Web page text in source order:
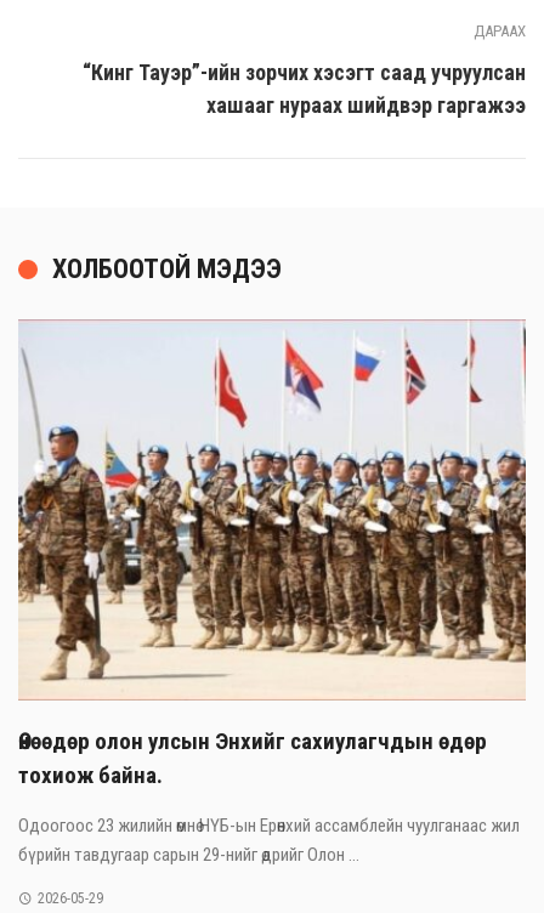
ДАРААХ
“Кинг Тауэр”-ийн зорчих хэсэгт саад учруулсан
хашааг нураах шийдвэр гаргажээ
ХОЛБООТОЙ МЭДЭЭ
Өнөөдөр олон улсын Энхийг сахиулагчдын өдөр
тохиож байна.
Одоогоос 23 жилийн өмнө НҮБ-ын Ерөнхий ассамблейн чуулганаас жил
бүрийн тавдугаар сарын 29-нийг өдрийг Олон ...
2026-05-29